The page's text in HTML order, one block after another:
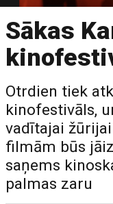
Sākas
Otrdien tiek
kinofestivāls,
vadītajai
filmām būs
saņems
palmas zaru